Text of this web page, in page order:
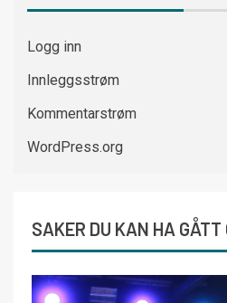
Logg inn
Innleggsstrøm
Kommentarstrøm
WordPress.org
SAKER DU KAN HA